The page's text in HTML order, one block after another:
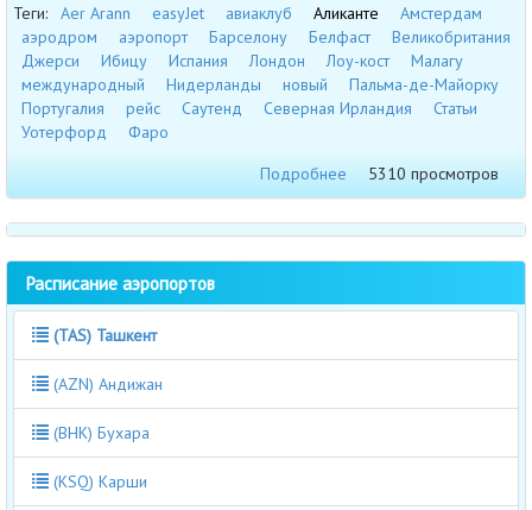
Теги: Aer Arann easyJet авиаклуб Аликанте
Амстердам
аэродром
аэропорт Барселону Белфаст
Великобритания
Джерси
Ибицу Испания Лондон Лоу-кост
Малагу
международный
Нидерланды новый
Пальма-де-Майорку
Португалия
рейс Саутенд Северная Ирландия
Статьи
Уотерфорд
Фаро
Подробнее
5310 просмотров
Расписание аэропортов
(TAS) Ташкент
(AZN) Андижан
(BHK) Бухара
(KSQ) Карши